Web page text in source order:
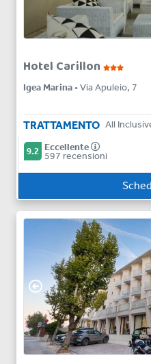
Hotel Carillon
Igea Marina • Via Apuleio, 7
TRATTAMENTO
9.2 Eccellente
597 recensioni